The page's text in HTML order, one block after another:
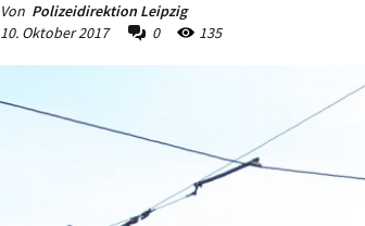
Von Polizeidirektion Leipzig
10. Oktober 2017
0 135